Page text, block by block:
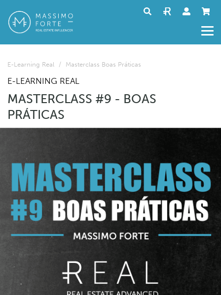
E-Learning Real / Masterclass Boas Práticas
E-LEARNING REAL
MASTERCLASS #9 - BOAS
PRÁTICAS